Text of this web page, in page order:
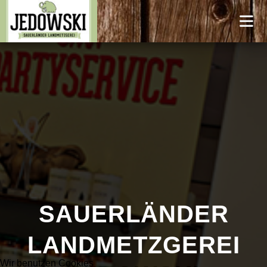
SAUERLÄNDER
LANDMETZGEREI
Wir benutzen Cookies